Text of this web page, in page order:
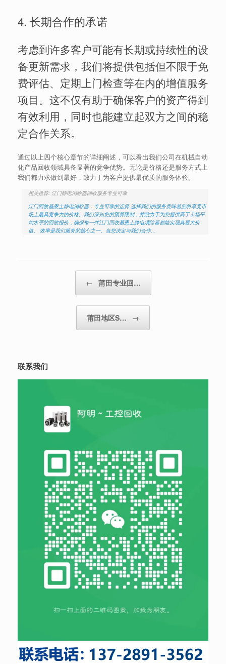
4. 长期合作的承诺
考虑到许多客户可能有长期或持续性的设
备更新需求，我们将提供包括但不限于免
费评估、定期上门检查等在内的增值服务
项目。这不仅有助于确保客户的资产得到
有效利用，同时也能建立起双方之间的稳
定合作关系。
通过以上四个核心章节的详细阐述，可以看出我们公司在机械自动
化产品回收领域具备显著的竞争优势。无论是价格还是服务方式上
我们都力求做到最好，致力于为客户提供最优质的服务体验。
相关推荐: 江门静电消除器回收服务专业可靠
江门回收基恩士静电消除器：专业可靠的选择 选择我们的服务意味着您将享受市
场上最具竞争力的价格。我们深知您的预算限制，并致力于为您提供高于市场平
均水平的回收报价，确保每一件江门回收基恩士静电消除器都能实现其最大价
值。 效率是我们服务的核心之一。当您决定与我们合作…
← 莆田专业回…
莆田地区S… →
联系我们